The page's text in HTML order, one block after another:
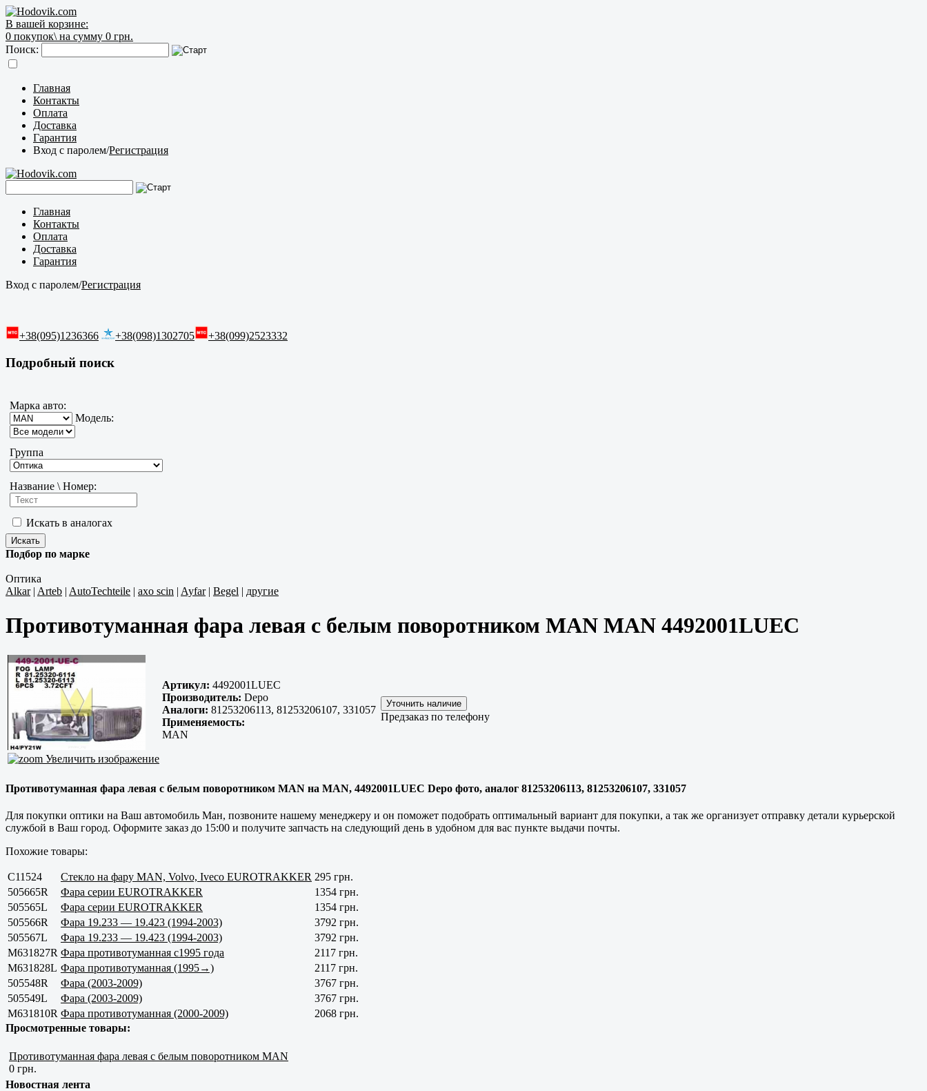
В вашей корзине:
0 покупок\ на сумму 0 грн.
Поиск:
Главная
Контакты
Оплата
Доставка
Гарантия
Вход с паролем/Регистрация
Главная
Контакты
Оплата
Доставка
Гарантия
Вход с паролем/Регистрация
+38(095)1236366 +38(098)1302705 +38(099)2523332
Подробный поиск
Марка авто:
Модель:
Группа
Название \ Номер:
Искать в аналогах
Подбор по марке
Оптика
Alkar| Arteb | AutoTechteile | axo scin | Ayfar| Begel | другие
Противотуманная фара левая с белым поворотником MAN MAN 4492001LUEC
Увеличить изображение
Артикул: 4492001LUEC
Производитель: Depo
Аналоги: 81253206113, 81253206107, 331057
Применяемость:
MAN
Предзаказ по телефону
Противотуманная фара левая с белым поворотником MAN на MAN, 4492001LUEC Depo фото, аналог 81253206113, 81253206107, 331057
Для покупки оптики на Ваш автомобиль Ман, позвоните нашему менеджеру и он поможет подобрать оптимальный вариант для покупки, а так же организует отправку детали курьерской
службой в Ваш город. Оформите заказ до 15:00 и получите запчасть на следующий день в удобном для вас пункте выдачи почты.
Похожие товары:
C11524 Стекло на фару MAN, Volvo, Iveco EUROTRAKKER 295 грн.
505665R
Фара серии EUROTRAKKER
1354 грн.
505565L
Фара серии EUROTRAKKER
1354 грн.
505566R
Фара 19.233 — 19.423 (1994-2003)
3792 грн.
505567L
Фара 19.233 — 19.423 (1994-2003)
3792 грн.
M631827R Фара противотуманная с1995 года
2117 грн.
M631828L Фара противотуманная (1995→)
2117 грн.
505548R
Фара (2003-2009)
3767 грн.
505549L
Фара (2003-2009)
3767 грн.
M631810R Фара противотуманная (2000-2009)
2068 грн.
Просмотренные товары:
Противотуманная фара левая с белым поворотником MAN
0 грн.
Новостная лента